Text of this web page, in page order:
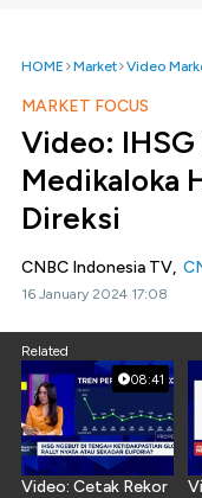
HOME Market Video
MARKET FOCUS
Video:
Medikaloka
Direksi
CNBC Indonesia TV,
16 January 2024 17:08
Related
08:41
Video: Cetak Rekor